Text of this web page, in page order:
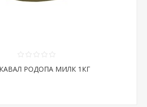
РОДОПА МИЛК 1КГ